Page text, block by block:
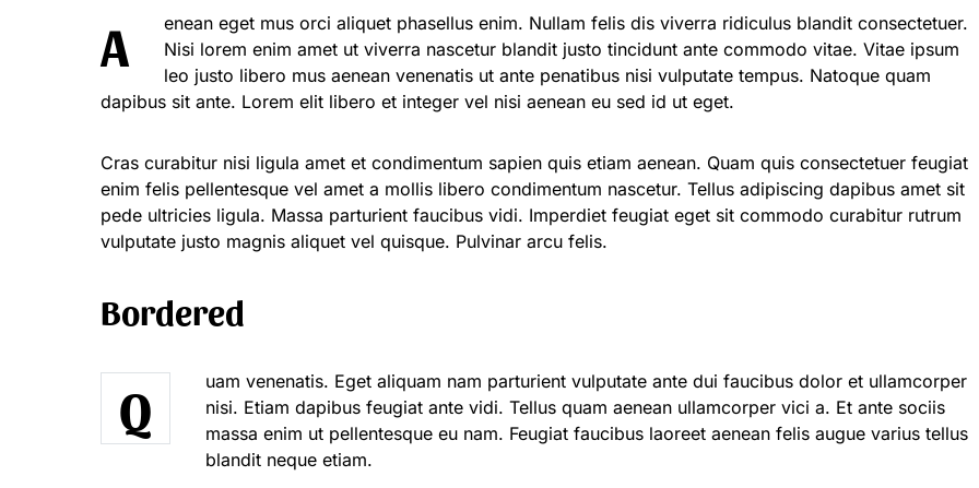
Aenean eget mus orci aliquet phasellus enim. Nullam felis dis viverra ridiculus blandit consectetuer.
Nisi lorem enim amet ut viverra nascetur blandit justo tincidunt ante commodo vitae. Vitae ipsum
leo justo libero mus aenean venenatis ut ante penatibus nisi vulputate tempus. Natoque quam
dapibus sit ante. Lorem elit libero et integer vel nisi aenean eu sed id ut eget.
Cras curabitur nisi ligula amet et condimentum sapien quis etiam aenean. Quam quis consectetuer feugiat
enim felis pellentesque vel amet a mollis libero condimentum nascetur. Tellus adipiscing dapibus amet sit
pede ultricies ligula. Massa parturient faucibus vidi. Imperdiet feugiat eget sit commodo curabitur rutrum
vulputate justo magnis aliquet vel quisque. Pulvinar arcu felis.
Bordered
Q
uam venenatis. Eget aliquam nam parturient vulputate ante dui faucibus dolor et ullamcorper
nisi. Etiam dapibus feugiat ante vidi. Tellus quam aenean ullamcorper vici a. Et ante sociis
massa enim ut pellentesque eu nam. Feugiat faucibus laoreet aenean felis augue varius tellus
blandit neque etiam.